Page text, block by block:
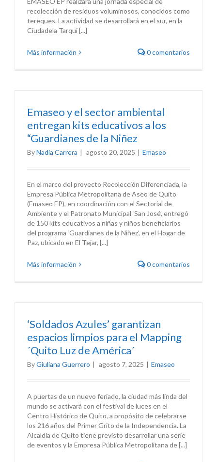
recolección de residuos voluminosos, conocidos como
tereques. La actividad se desarrollará en el sur, en la
Ciudadela Tarqui [...]
Más información 0 comentarios
Emaseo y el sector ambiental
entregan kits educativos a los
“Guardianes de la Niñez
ByNadia Carrera | agosto 20, 2025 | Emaseo
En el marco del proyecto Recolección Diferenciada, la
Empresa Pública Metropolitana de Aseo de Quito
(Emaseo EP), en coordinación con el Sectorial de
Ambiente y el Patronato Municipal ‘San José’, entregó
de 150 kits educativos a niñas y niños beneficiarios
del programa ‘Guardianes de la Niñez’, en el Hogar de
Paz, ubicado en El Tejar, [...]
Más información 0 comentarios
‘Soldados Azules’ garantizan
espacios limpios para el Mapping
´Quito Luz de América´
ByGiuliana Guerrero | agosto 7, 2025 | Emaseo
A puertas de un nuevo feriado, la ciudad más linda del
mundo se activará con el festival de luces en el
Centro Histórico de Quito, a propósito de celebrarse
los 216 años del Primer Grito de la Independencia. La
Alcaldía de Quito tiene previsto desarrollar una serie
de eventos y la Empresa Pública Metropolitana de [...]